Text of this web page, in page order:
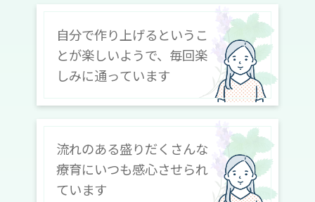
自分で作り上げるというこ
とが楽しいようで、毎回楽
しみに通っています
流れのある盛りだくさんな
療育にいつも感心させられ
ています